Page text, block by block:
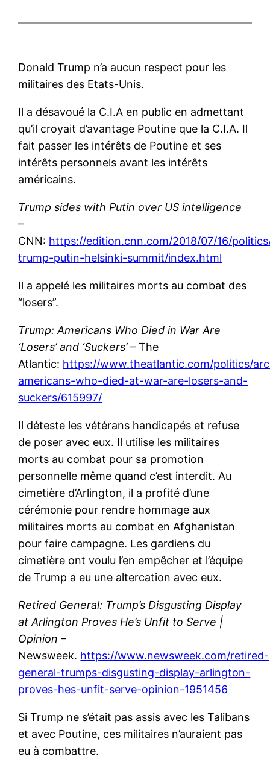
Donald Trump n’a aucun respect pour les
militaires des Etats-Unis.
Il a désavoué la C.I.A en public en admettant
qu’il croyait d’avantage Poutine que la C.I.A. Il
fait passer les intérêts de Poutine et ses
intérêts personnels avant les intérêts
américains.
Trump sides with Putin over US intelligence
–
CNN: https://edition.cnn.com/2018/07/16/
trump-putin-helsinki-summit/index.html
Il a appelé les militaires morts au combat des
“losers”.
Trump: Americans Who Died in War Are
‘Losers’ and ‘Suckers’– The
Atlantic: https://www.theatlantic.com/politics/
americans-who-died-at-war-are-losers-and-
suckers/615997/
Il déteste les vétérans handicapés et refuse
de poser avec eux. Il utilise les militaires
morts au combat pour sa promotion
personnelle même quand c’est interdit. Au
cimetière d’Arlington, il a profité d’une
cérémonie pour rendre hommage aux
militaires morts au combat en Afghanistan
pour faire campagne. Les gardiens du
cimetière ont voulu l’en empêcher et l’équipe
de Trump a eu une altercation avec eux.
Retired General: Trump’s Disgusting Display
at Arlington Proves He’s Unfit to Serve |
Opinion–
Newsweek. https://www.newsweek.com/retired-
general-trumps-disgusting-display-arlington-
proves-hes-unfit-serve-opinion-1951456
Si Trump ne s’était pas assis avec les Talibans
et avec Poutine, ces militaires n’auraient pas
eu à combattre.